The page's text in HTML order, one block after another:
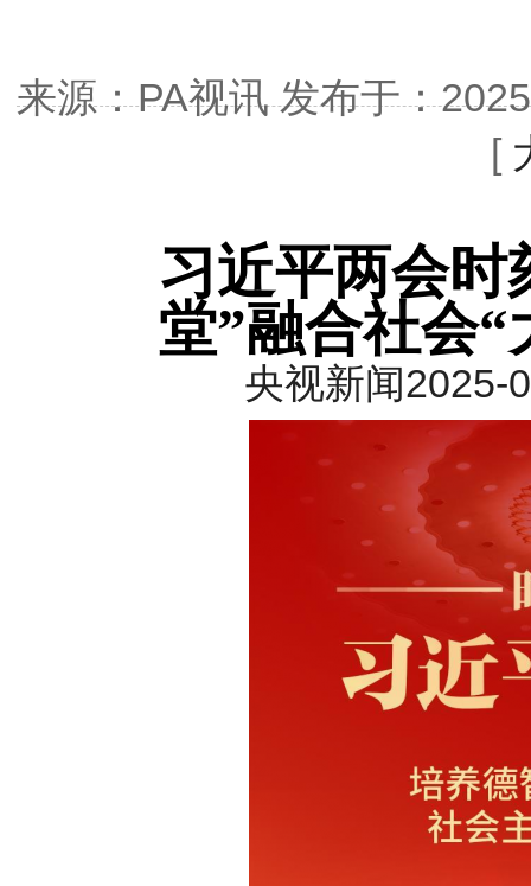
来源：PA视讯发布于：
[
习近平两会时
堂”融合社会“
央视新闻2025-